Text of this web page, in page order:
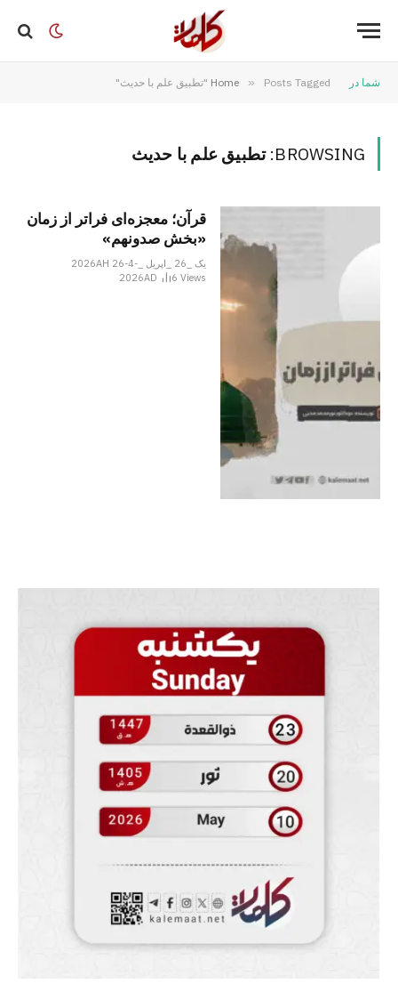
شما در Home » Posts Tagged "تطبیق علم با حدیث"
BROWSING: تطبیق علم با حدیث
قرآن؛ معجزه‌ای فراتر از زمان
«بخش صدونهم»
یک _26 _اپریل _2026AH 26-4-
2026AD
6Views